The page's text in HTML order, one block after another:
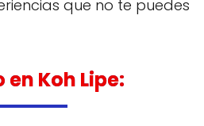
que no te puedes
en Koh Lipe: